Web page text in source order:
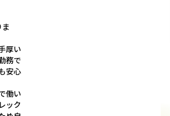
厚い
務で
安心
働い
ック